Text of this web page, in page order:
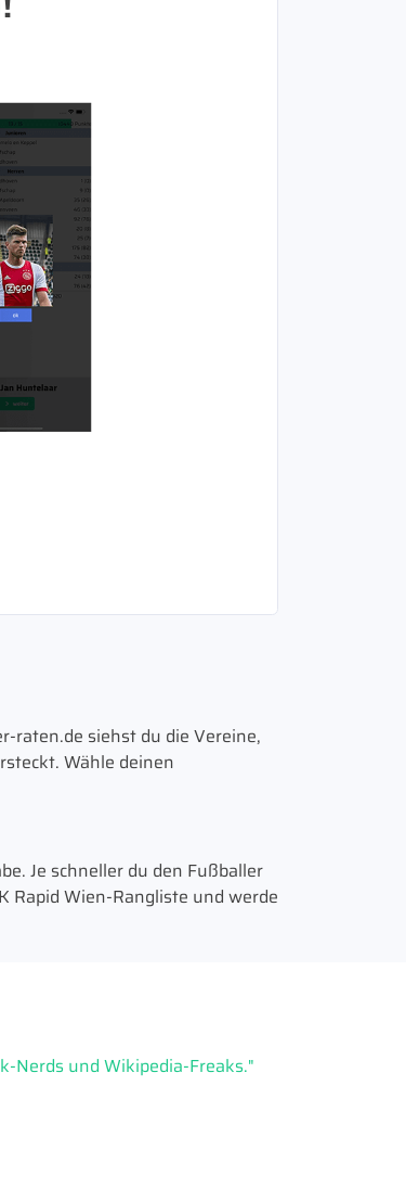
raten.de siehst du die Vereine,
Wähle deinen
Je schneller du den Fußballer
Rapid Wien-Rangliste und werde
Nerds und Wikipedia-Freaks."